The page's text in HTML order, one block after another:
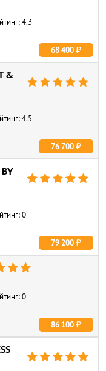
4.3
68 400
&
    
4.5
76 700
    
0
79 200
 
0
86 100
    